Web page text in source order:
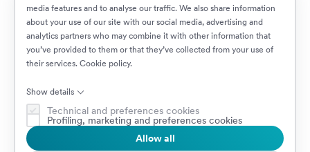
media features and to analyse our traffic. We also share information
about your use of our site with our social media, advertising and
analytics partners who may combine it with other information that
you’ve provided to them or that they’ve collected from your use of
their services. Cookie policy.
Show details
Technical and preferences cookies
Profiling, marketing and preferences cookies
Allow all
Clientes
© 2026 Prima Assicurazioni